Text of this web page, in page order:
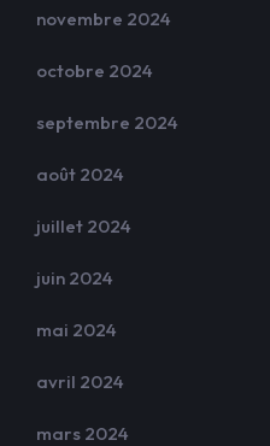
novembre 2024
octobre 2024
septembre 2024
août 2024
juillet 2024
juin 2024
mai 2024
avril 2024
mars 2024